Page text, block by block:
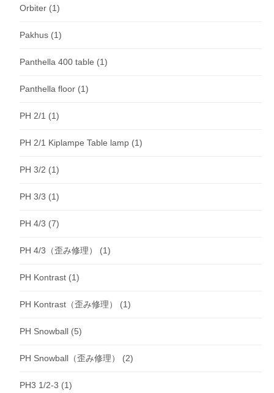
Orbiter (1)
Pakhus (1)
Panthella 400 table (1)
Panthella floor (1)
PH 2/1 (1)
PH 2/1 Kiplampe Table lamp (1)
PH 3/2 (1)
PH 3/3 (1)
PH 4/3 (7)
PH 4/3（歪み修理） (1)
PH Kontrast (1)
PH Kontrast（歪み修理） (1)
PH Snowball (5)
PH Snowball（歪み修理） (2)
PH3 1/2-3 (1)